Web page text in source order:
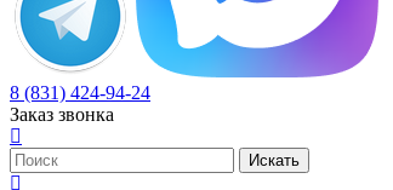
8 (831) 424-94-24
Заказ звонка